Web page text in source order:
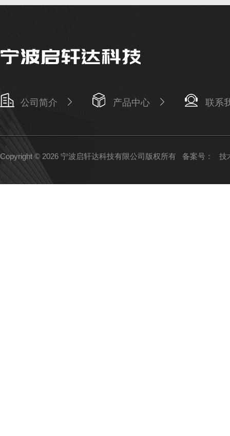
公司简介 产品中心 联系
Copyright © 2026 宁波启轩达科技有限公司版权所有 备案号： 技